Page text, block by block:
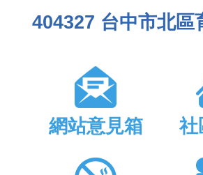
404327 台中市北區
網站意見箱 社